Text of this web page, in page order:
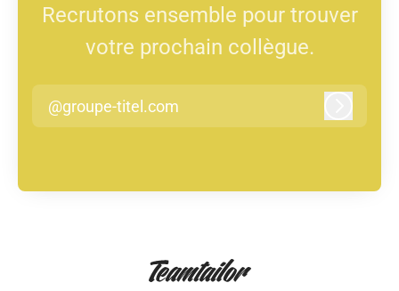
Recrutons ensemble pour trouver
votre prochain collègue.
@groupe-titel.com